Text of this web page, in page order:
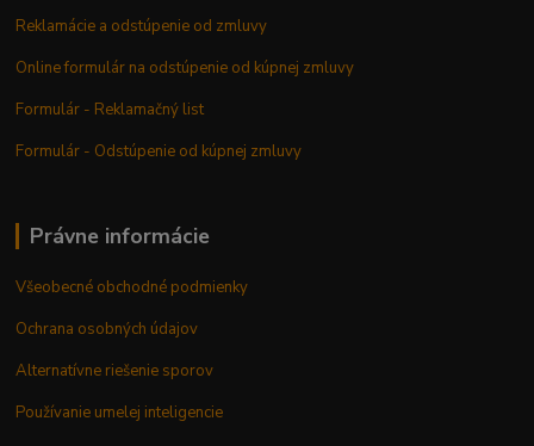
Reklamácie a odstúpenie od zmluvy
Online formulár na odstúpenie od kúpnej zmluvy
Formulár - Reklamačný list
Formulár - Odstúpenie od kúpnej zmluvy
Právne informácie
Všeobecné obchodné podmienky
Ochrana osobných údajov
Alternatívne riešenie sporov
Používanie umelej inteligencie